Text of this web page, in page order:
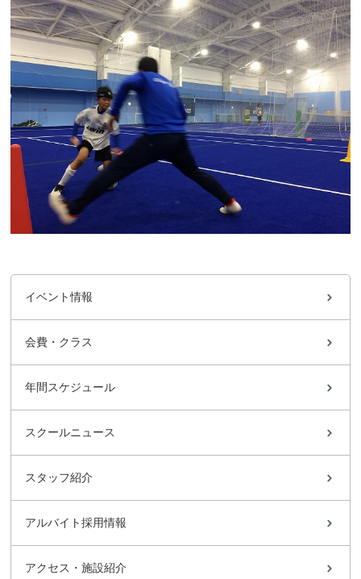
イベント情報
会費・クラス
年間スケジュール
スクールニュース
スタッフ紹介
アルバイト採用情報
アクセス・施設紹介